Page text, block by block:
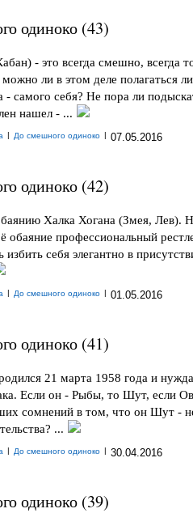
одиноко (43)
- это всегда смешно, всегда
ли в этом деле полагаться
- самого себя? Не пора ли
нашел - ...
| До смешного одиноко | 07.05.2016
одиноко (42)
Халка Хогана (Змея, Лев).
обаяние профессиональный
избить себя элегантно в
| До смешного одиноко | 01.05.2016
одиноко (41)
21 марта 1958 года и
Если он - Рыбы, то Шут, если
сомнений в том, что он Шут -
...
| До смешного одиноко | 30.04.2016
одиноко (39)